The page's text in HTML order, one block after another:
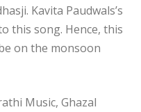
Kavita Paudwals’s
this song. Hence, this
on the monsoon
Music, Ghazal